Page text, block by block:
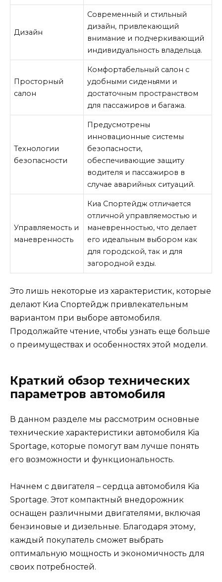
Дизайн
Современный и стильный
дизайн, привлекающий
внимание и подчеркивающий
индивидуальность владельца.
Просторный
салон
Комфортабельный салон с
удобными сиденьями и
достаточным пространством
для пассажиров и багажа.
Технологии
безопасности
Предусмотрены
инновационные системы
безопасности,
обеспечивающие защиту
водителя и пассажиров в
случае аварийных ситуаций.
Управляемость и
маневренность
Киа Спортейдж отличается
отличной управляемостью и
маневренностью, что делает
его идеальным выбором как
для городской, так и для
загородной езды.
Это лишь некоторые из характеристик, которые
делают Киа Спортейдж привлекательным
вариантом при выборе автомобиля.
Продолжайте чтение, чтобы узнать еще больше
о преимуществах и особенностях этой модели.
Краткий обзор технических
параметров автомобиля
В данном разделе мы рассмотрим основные
технические характеристики автомобиля Kia
Sportage, которые помогут вам лучше понять
его возможности и функциональность.
Начнем с двигателя – сердца автомобиля Kia
Sportage. Этот компактный внедорожник
оснащен различными двигателями, включая
бензиновые и дизельные. Благодаря этому,
каждый покупатель сможет выбрать
оптимальную мощность и экономичность для
своих потребностей.